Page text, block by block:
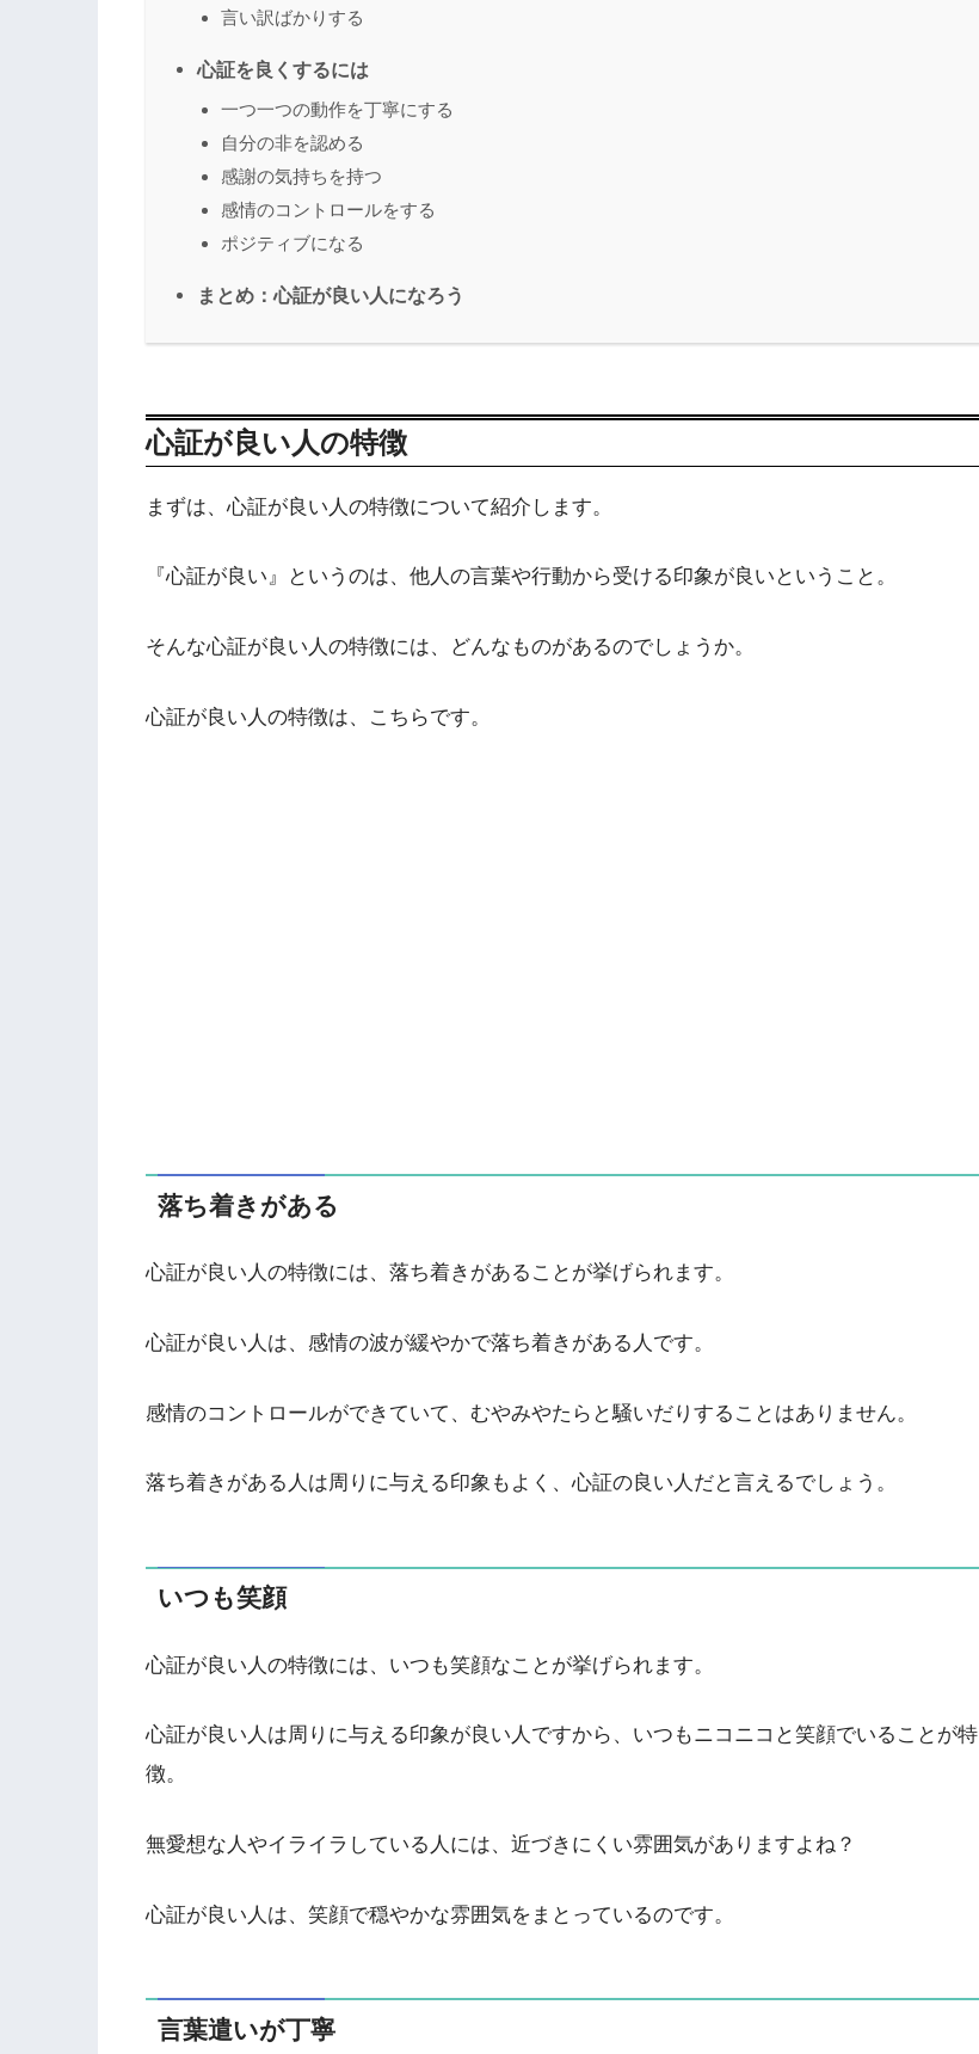
言い訳ばかりする
心証を良くするには
一つ一つの動作を丁寧にする
自分の非を認める
感謝の気持ちを持つ
感情のコントロールをする
ポジティブになる
まとめ：心証が良い人になろう
心証が良い人の特徴
まずは、心証が良い人の特徴について紹介します。
『心証が良い』というのは、他人の言葉や行動から受ける印象が良いということ。
そんな心証が良い人の特徴には、どんなものがあるのでしょうか。
心証が良い人の特徴は、こちらです。
落ち着きがある
心証が良い人の特徴には、落ち着きがあることが挙げられます。
心証が良い人は、感情の波が緩やかで落ち着きがある人です。
感情のコントロールができていて、むやみやたらと騒いだりすることはありません。
落ち着きがある人は周りに与える印象もよく、心証の良い人だと言えるでしょう。
いつも笑顔
心証が良い人の特徴には、いつも笑顔なことが挙げられます。
心証が良い人は周りに与える印象が良い人ですから、いつもニコニコと笑顔でいることが特
徴。
無愛想な人やイライラしている人には、近づきにくい雰囲気がありますよね？
心証が良い人は、笑顔で穏やかな雰囲気をまとっているのです。
言葉遣いが丁寧